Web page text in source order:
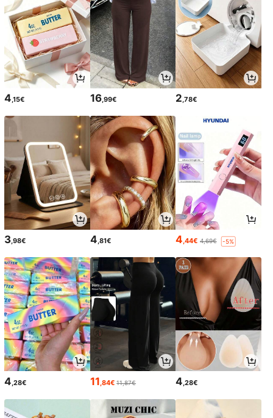
4,15€ 16,99€ 2,78€
3,98€ 4,81€ 4,44€ 4,69€ -5%
4 ,28€ 11 ,84€ 11,87€ 4 ,28€